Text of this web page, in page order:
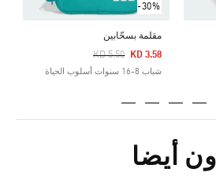
-30%
مقلمة بسحّابين
Price Reduced From
KD 5.50
To KD 3.58
شباب 8-16 سنوات أسلوب الحياة
أيضا